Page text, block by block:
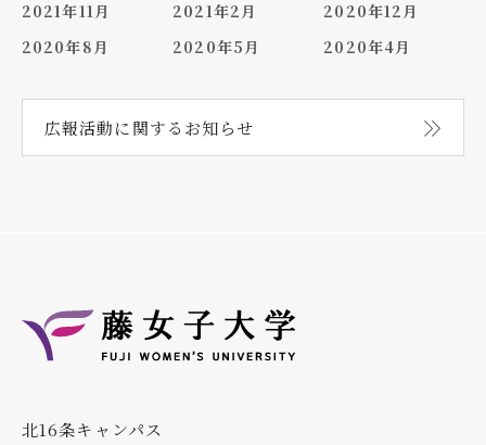
2021年11月
2021年2月
2020年12月
2020年8月
2020年5月 2020年4月
広報活動に関する お知らせ
北16条キャンパス